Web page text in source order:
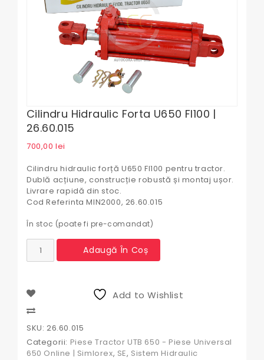
Cilindru Hidraulic Forta U650 FI100 |
26.60.015
700,00lei
Cilindru hidraulic forță U650 FI100 pentru tractor.
Dublă acțiune, construcție robustă și montaj ușor.
Livrare rapidă din stoc.
Cod Referinta MIN2000, 26.60.015
În stoc (poate fi pre-comandat)
Cantitate
Cilindru
U650
FI100
|
Adaugă În Coș
Add to Wishlist
SKU: 26.60.015
Categorii: Piese Tractor UTB 650 - Piese Universal
650 Online | Simlorex, SE, Sistem Hidraulic